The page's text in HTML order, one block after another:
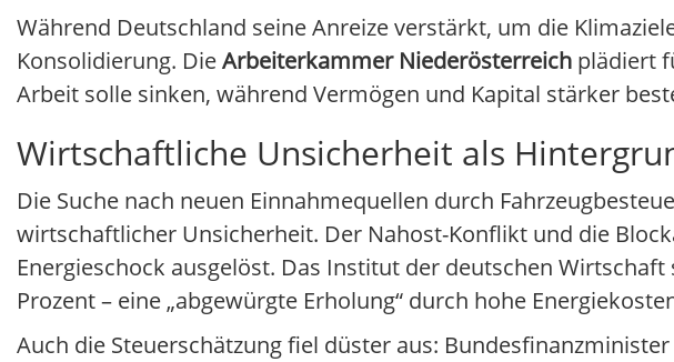
Während Deutschland seine Anreize verstärkt, um die
Konsolidierung. DieArbeiterkammer Niederösterreich plädiert
Arbeit solle sinken, während Vermögen und Kapital stärker
Wirtschaftliche Unsicherheit als
Die Suche nach neuen Einnahmequellen durch
wirtschaftlicher Unsicherheit. Der Nahost-Konflikt und die
Energieschock ausgelöst. Das Institut der deutschen
Prozent – eine „abgewürgte Erholung“ durch hohe
Auch die Steuerschätzung fiel düster aus: